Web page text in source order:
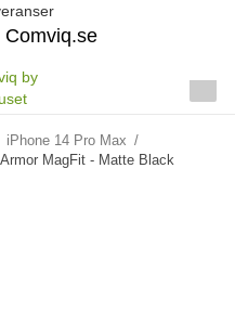
iPhone 14 Pro Max /
MagFit - Matte Black